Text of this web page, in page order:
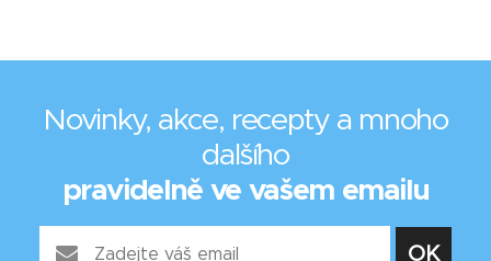
Novinky, akce, recepty a mnoho
dalšího
pravidelně ve vašem emailu